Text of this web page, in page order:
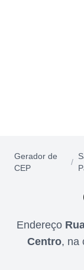
Gerador de
CEP
/
Endereço
Centro, na